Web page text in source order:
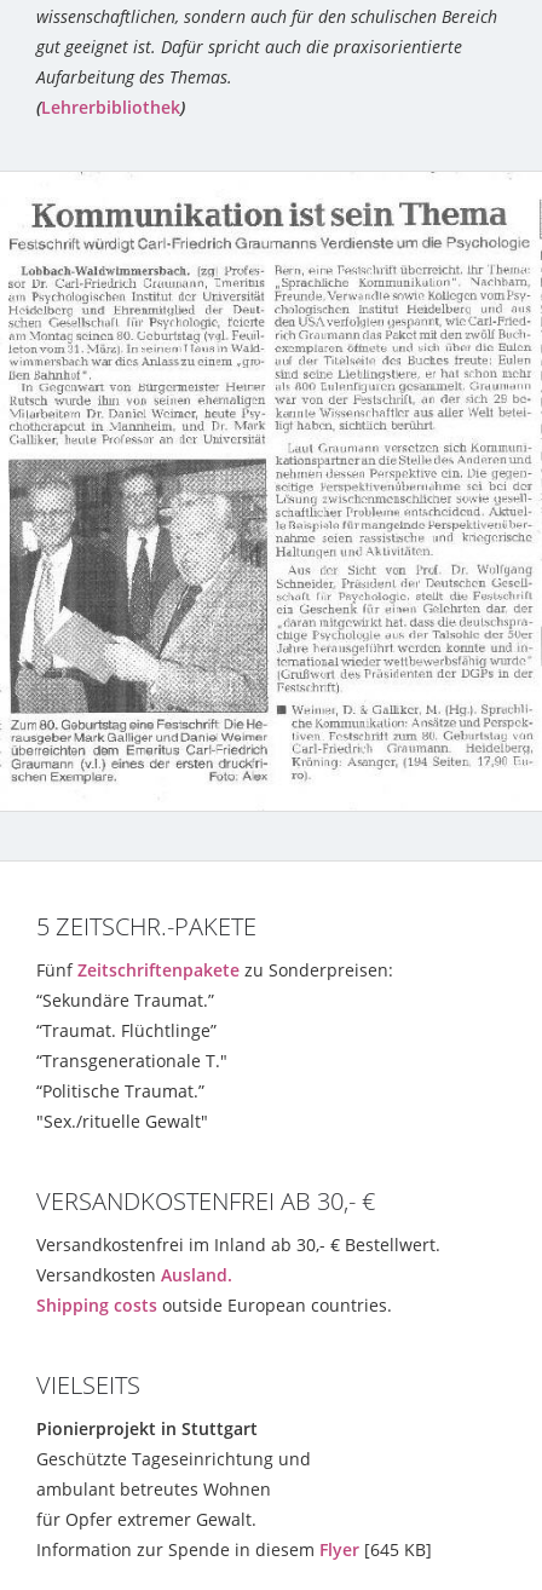
wissenschaftlichen, sondern auch für den schulischen Bereich
gut geeignet ist. Dafür spricht auch die praxisorientierte
Aufarbeitung des Themas.
(Lehrerbibliothek)
5 ZEITSCHR.-PAKETE
FünfZeitschriftenpakete zu Sonderpreisen:
“Sekundäre Traumat.”
“Traumat. Flüchtlinge”
“Transgenerationale T."
“Politische Traumat.”
"Sex./rituelle Gewalt"
VERSANDKOSTENFREI AB 30,- €
Versandkostenfrei im Inland ab 30,- € Bestellwert.
Versandkosten Ausland.
Shipping costs outside European countries.
VIELSEITS
Pionierprojekt in Stuttgart
Geschützte Tageseinrichtung und
ambulant betreutes Wohnen
für Opfer extremer Gewalt.
Information zur Spende in diesem Flyer [645 KB]